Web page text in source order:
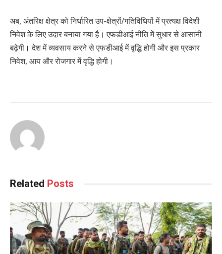
अब, अंतरिक्ष क्षेत्र को निर्धारित उप-क्षेत्रों/गतिविधियों में प्रत्यक्ष विदेशी
निवेश के लिए उदार बनाया गया है। एफडीआई नीति में सुधार से आसानी
बढ़ेगी। देश में व्यवसाय करने से एफडीआई में वृद्धि होगी और इस प्रकार
निवेश, आय और रोजगार में वृद्धि होगी।
Related Posts